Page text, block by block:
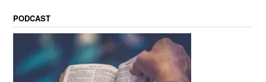
PODCAST